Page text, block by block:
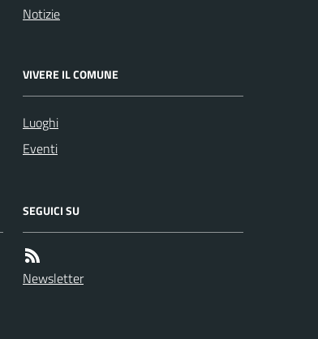
Notizie
VIVERE IL COMUNE
Luoghi
Eventi
SEGUICI SU
Newsletter